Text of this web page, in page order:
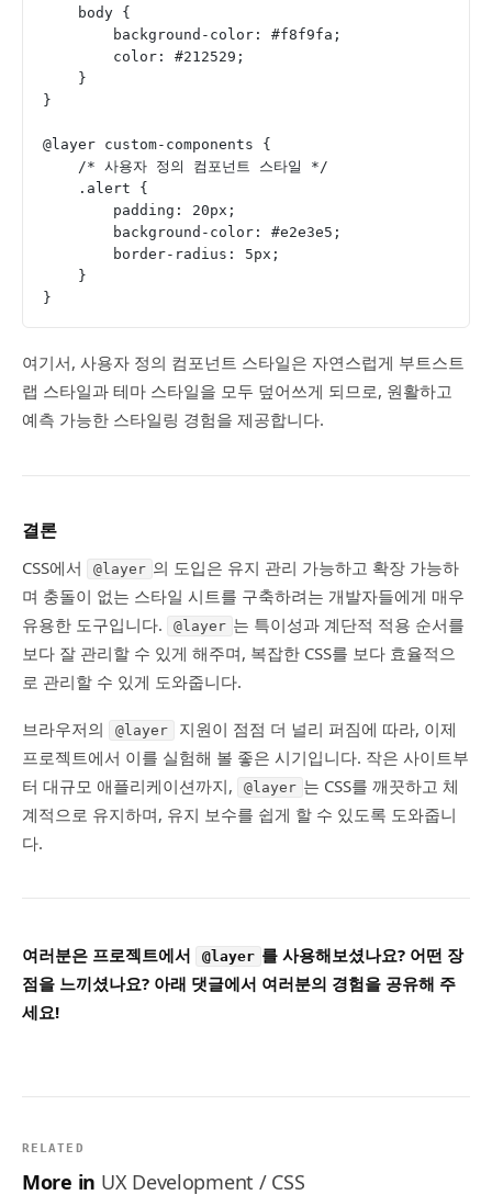
    body {
        background-color: #f8f9fa;
        color: #212529;
    }
}
@layer custom-components {
    /* 사용자 정의 컴포넌트 스타일 */
    .alert {
        padding: 20px;
        background-color: #e2e3e5;
        border-radius: 5px;
    }
}
여기서, 사용자 정의 컴포넌트 스타일은 자연스럽게 부트스트
랩 스타일과 테마 스타일을 모두 덮어쓰게 되므로, 원활하고
예측 가능한 스타일링 경험을 제공합니다.
결론
CSS에서 @layer 의 도입은 유지 관리 가능하고 확장 가능하
며 충돌이 없는 스타일 시트를 구축하려는 개발자들에게 매우
유용한 도구입니다.
@layer 는 특이성과 계단적 적용 순서를
보다 잘 관리할 수 있게 해주며, 복잡한 CSS를 보다 효율적으
로 관리할 수 있게 도와줍니다.
브라우저의 @layer
지원이 점점 더 널리 퍼짐에 따라, 이제
프로젝트에서 이를 실험해 볼 좋은 시기입니다. 작은 사이트부
터 대규모 애플리케이션까지,
@layer 는 CSS를 깨끗하고 체
계적으로 유지하며, 유지 보수를 쉽게 할 수 있도록 도와줍니
다.
여러분은 프로젝트에서 @layer 를 사용해보셨나요? 어떤 장
점을 느끼셨나요? 아래 댓글에서 여러분의 경험을 공유해 주
세요!
RELATED
More in UX Development / CSS